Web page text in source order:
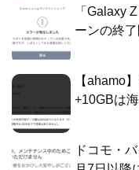
「Galaxy
ーンの終
【ahamo
+10GBは
ドコモ・